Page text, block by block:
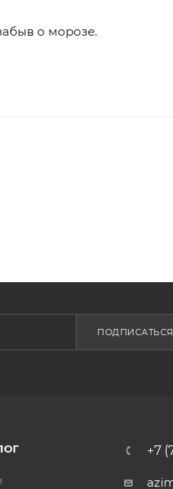
о морозе.
ПОДПИСАТЬСЯ
+7